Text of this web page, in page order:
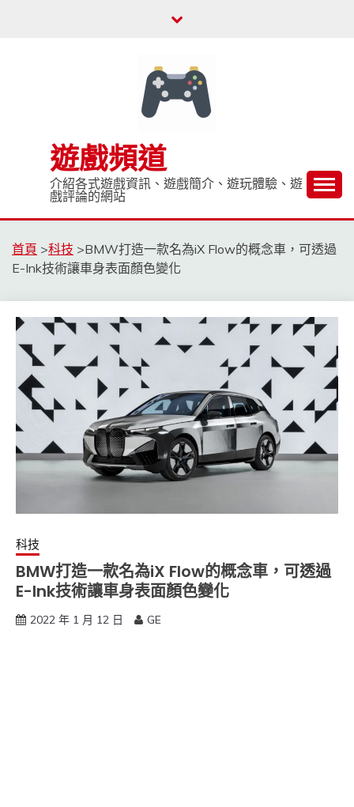
遊戲頻道
介紹各式遊戲資訊、遊戲簡介、遊玩體驗、遊
戲評論的網站
首頁 >科技 >BMW打造一款名為iX Flow的概念車，可透過
E-Ink技術讓車身表面顏色變化
科技
BMW打造一款名為iX Flow的概念車，可透過
E-Ink技術讓車身表面顏色變化
2022 年 1 月 12 日 GE